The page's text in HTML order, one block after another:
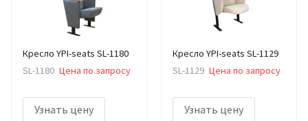
Кресло YPI-seats SL-1180
SL-1180 Цена по запросу
Узнать цену
Кресло YPI-seats SL-1129
SL-1129 Цена по запросу
Узнать цену